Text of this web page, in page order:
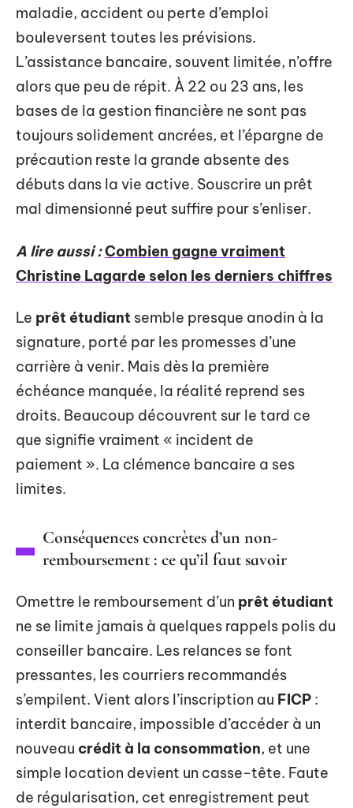
maladie, accident ou perte d’emploi
bouleversent toutes les prévisions.
L’assistance bancaire, souvent limitée, n’offre
alors que peu de répit. À 22 ou 23 ans, les
bases de la gestion financière ne sont pas
toujours solidement ancrées, et l’épargne de
précaution reste la grande absente des
débuts dans la vie active. Souscrire un prêt
mal dimensionné peut suffire pour s’enliser.
A lire aussi :Combien gagne vraiment
Christine Lagarde selon les derniers chiffres
Le prêt étudiant semble presque anodin à la
signature, porté par les promesses d’une
carrière à venir. Mais dès la première
échéance manquée, la réalité reprend ses
droits. Beaucoup découvrent sur le tard ce
que signifie vraiment « incident de
paiement ». La clémence bancaire a ses
limites.
Conséquences concrètes d’un non-
remboursement : ce qu’il faut savoir
Omettre le remboursement d’un prêt étudiant
ne se limite jamais à quelques rappels polis du
conseiller bancaire. Les relances se font
pressantes, les courriers recommandés
s’empilent. Vient alors l’inscription au FICP :
interdit bancaire, impossible d’accéder à un
nouveau crédit à la consommation, et une
simple location devient un casse-tête. Faute
de régularisation, cet enregistrement peut